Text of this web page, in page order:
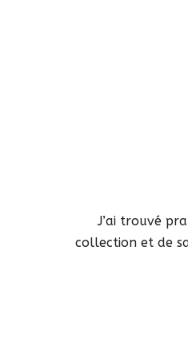
J’ai trouvé
collection et de